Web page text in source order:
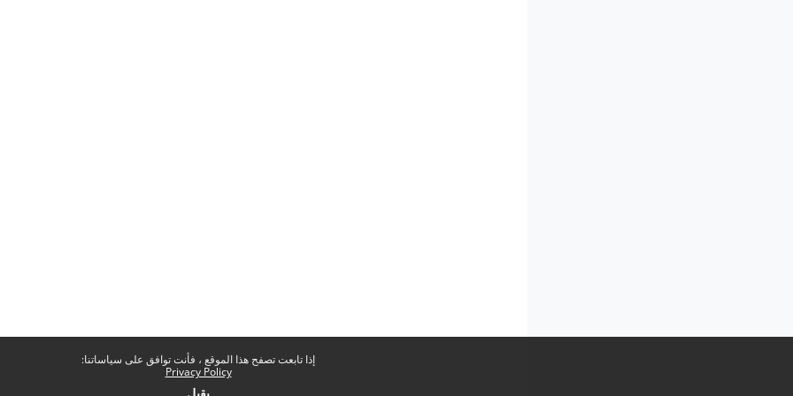
إذا تابعت تصفح هذا الموقع ، فأنت توافق على سياساتنا:
Privacy Policy